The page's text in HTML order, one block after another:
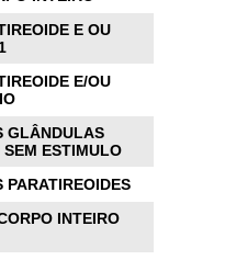
E OU
E/OU
GLÂNDULAS
ESTIMULO
INTEIRO